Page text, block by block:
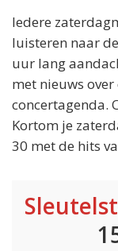
Iedere
luisteren naar
uur lang
met nieuws
concertagenda.
Kortom je
30 met de hits